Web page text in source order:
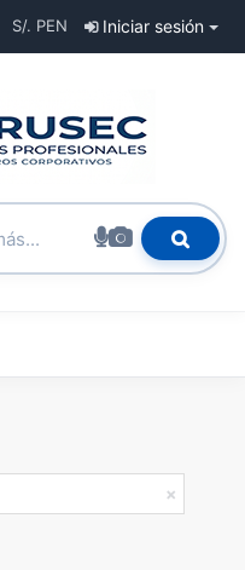
S/. PEN Iniciar sesión
×